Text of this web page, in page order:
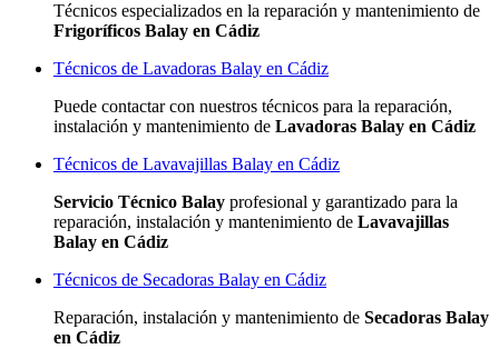
Técnicos especializados en la reparación y mantenimiento de
Frigoríficos Balay en Cádiz
Técnicos de Lavadoras Balay en Cádiz
Puede contactar con nuestros técnicos para la reparación,
instalación y mantenimiento de Lavadoras Balay en Cádiz
Técnicos de Lavavajillas Balay en Cádiz
Servicio Técnico Balay profesional y garantizado para la
reparación, instalación y mantenimiento de Lavavajillas
Balay en Cádiz
Técnicos de Secadoras Balay en Cádiz
Reparación, instalación y mantenimiento de Secadoras Balay
en Cádiz